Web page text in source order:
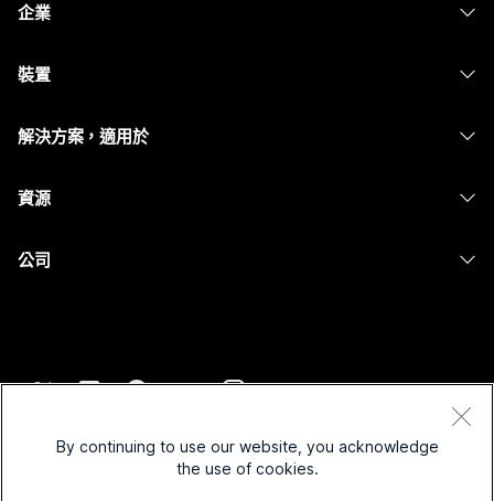
企業
安全性
裝置
解決方案，適用於
啟動
資源
包容性
公司
聯絡銷售人員
Webex 思想領導力
隱私權聲明
By continuing to use our website, you acknowledge
the use of cookies.